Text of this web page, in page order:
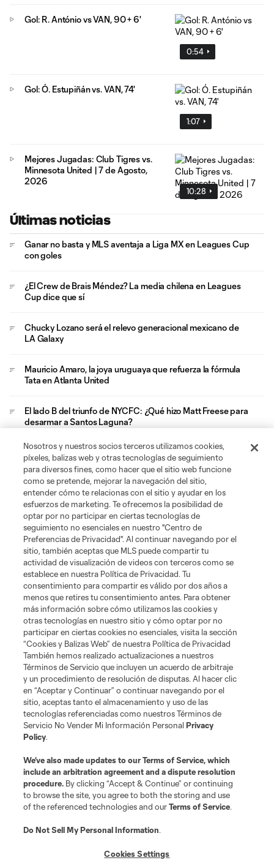
0:54
Gol: R. António vs VAN, 90 + 6'
1:07
Gol: Ó. Estupiñán vs. VAN, 74'
10:28
Mejores Jugadas: Club Tigres vs.
Minnesota United | 7 de Agosto,
2026
Últimas noticias
Ganar no basta y MLS aventaja a Liga MX en Leagues Cup
con goles
¿El Crew de Brais Méndez? La media chilena en Leagues
Cup dice que sí
Chucky Lozano será el relevo generacional mexicano de
LA Galaxy
Mauricio Amaro, la joya uruguaya que refuerza la fórmula
Tata en Atlanta United
El lado B del triunfo de NYCFC: ¿Qué hizo Matt Freese para
desarmar a Santos Laguna?
San Diego FC y sus aficionados viven su viaje de
graduación en el Azteca
Acerca de MLS
Social
Tienda
Club Sites
Términos de servicio Política de privacidad
No vender mi información
Cookies Settings
©2026 MLS. El nombre y escudo de la Major League Soccer y MLS son
marcas registradas de League Soccer, L.L.C. (“MLS”). Los nombres y logos
de los equipos de la MLS están registrados y son marcas bajo ley común
desautorizado está prohibido.
Nosotros y nuestros socios terceros utilizamos cookies,
píxeles, balizas web y otras tecnologías de seguimiento
para diversos fines, como hacer que el sitio web funcione
como se pretende, mejorar la navegación del sitio,
entender cómo te relacionas con el sitio y ayudar en los
esfuerzos de marketing. Te ofrecemos la posibilidad de
optar por no participar en ciertas tecnologías de
seguimiento no esenciales en nuestro "Centro de
Preferencias de Privacidad". Al continuar navegando por el
sitio, también aceptas que MLS puede compartir tu
actividad de visualización de videos con terceros como se
establece en nuestra Política de Privacidad. Tu
consentimiento para compartir es válido por dos años a
menos que retires tu consentimiento antes. Para obtener
más información sobre cómo utilizamos las cookies y
otras tecnologías en nuestro sitio y cómo optar por no
participar en ciertas cookies no esenciales, visita la sección
“Cookies y Balizas Web” de nuestra Política de Privacidad
También hemos realizado actualizaciones a nuestros
Términos de Servicio que incluyen un acuerdo de arbitraje
y un procedimiento de resolución de disputas. Al hacer clic
en “Aceptar y Continuar” o continuar navegando por el
sitio, aceptas tanto el almacenamiento y uso de las
tecnologías referenciadas como nuestros Términos de
Servicio No Vender Mi Información PersonalPrivacy
Policy.
We’ve also made updates to ourTerms of Service, which
include an arbitration agreement and a dispute resolution
procedure. By clicking “Accept & Continue” or continuing
to browse the site, you agree to both the storing and use
of the referenced technologies and ourTerms of Service.
Do Not Sell My Personal Information.
Cookies Settings